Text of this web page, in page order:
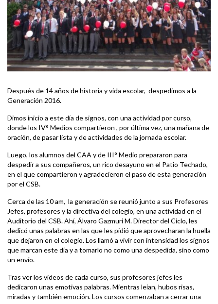
Después de 14 años de historia y vida escolar, despedimos a la
Generación 2016.
Dimos inicio a este día de signos, con una actividad por curso,
donde los IV° Medios compartieron , por última vez, una mañana de
oración, de pasar lista y de actividades de la jornada escolar.
Luego, los alumnos del CAA y de III° Medio prepararon para
despedir a sus compañeros, un rico desayuno en el Patio Techado,
en el que compartieron y agradecieron el paso de esta generación
por el CSB.
Cerca de las 10 am, la generación se reunió junto a sus Profesores
Jefes, profesores y la directiva del colegio, en una actividad en el
Auditorio del CSB. Ahí, Álvaro Gazmuri M. Director del Ciclo, les
dedicó unas palabras en las que les pidió que aprovecharan la huella
que dejaron en el colegio. Los llamó a vivir con intensidad los signos
que marcan este día y a tomarlo no como una despedida, sino como
un envío.
Tras ver los videos de cada curso, sus profesores jefes les
dedicaron unas emotivas palabras. Mientras leían, hubos risas,
miradas y también emoción. Los cursos comenzaban a cerrar una